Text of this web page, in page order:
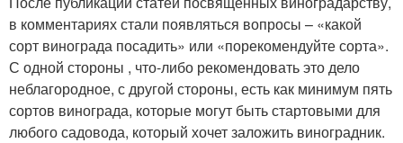
в комментариях стали появляться вопросы – «какой
сорт винограда посадить» или «порекомендуйте сорта».
С одной стороны , что-либо рекомендовать это дело
неблагородное, с другой стороны, есть как минимум пять
сортов винограда, которые могут быть стартовыми для
любого садовода, который хочет заложить виноградник.